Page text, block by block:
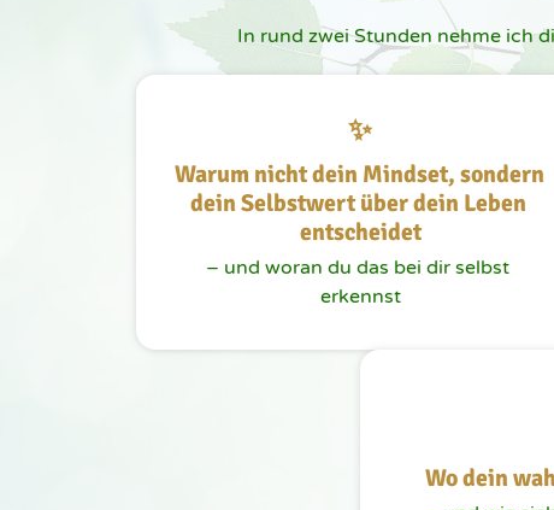
In rund zwei Stunden nehme ich
✨
Warum nicht dein Mindset, sondern
dein Selbstwert über dein Leben
entscheidet
– und woran du das bei dir selbst
erkennst
Wo dein